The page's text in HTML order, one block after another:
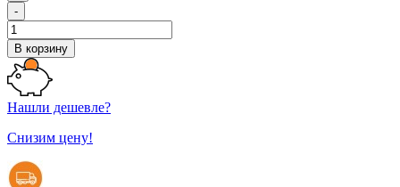
-
В корзину
Нашли дешевле?
Снизим цену!